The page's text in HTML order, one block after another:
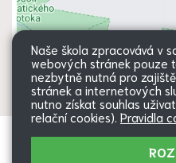
Všechna práva vyhrazena.
|
Naše škola zpracovává v
webových stránek pouze
nezbytně nutná pro
stránek a internetových
nutno získat souhlas
relační cookies). Pravidla